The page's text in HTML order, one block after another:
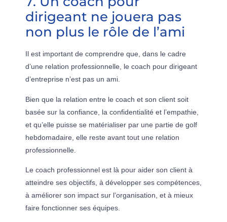
dirigeant ne jouera pas
non plus le rôle de l’ami
Il est important de comprendre que, dans le cadre
d’une relation professionnelle, le coach pour dirigeant
d’entreprise n’est pas un ami.
Bien que la relation entre le coach et son client soit
basée sur la confiance, la confidentialité et l’empathie,
et qu’elle puisse se matérialiser par une partie de golf
hebdomadaire, elle reste avant tout une relation
professionnelle.
Le coach professionnel est là pour aider son client à
atteindre ses objectifs, à développer ses compétences,
à améliorer son impact sur l’organisation, et à mieux
faire fonctionner ses équipes.